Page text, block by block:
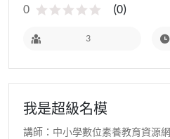
0 (0)
3
我是超級名模
講師：中小學數位素養教育資源網